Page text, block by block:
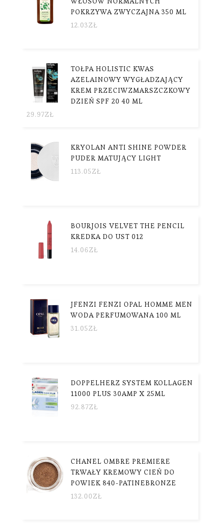
POKRZYWA ZWYCZAJNA 350 ML
12.03ZŁ
TOŁPA HOLISTIC KWAS
AZELAINOWY WYGŁADZAJĄCY
KREM PRZECIWZMARSZCZKOWY
DZIEŃ SPF 20 40 ML
29.97ZŁ
KRYOLAN ANTI SHINE POWDER
PUDER MATUJĄCY LIGHT
113.05ZŁ
BOURJOIS VELVET THE PENCIL
KREDKA DO UST 012
14.06ZŁ
JFENZI FENZI OPAL HOMME MEN
WODA PERFUMOWANA 100 ML
31.05ZŁ
DOPPELHERZ SYSTEM KOLLAGEN
11000 PLUS 30AMP X 25ML
92.87ZŁ
CHANEL OMBRE PREMIERE
TRWAŁY KREMOWY CIEŃ DO
POWIEK 840-PATINEBRONZE
132.00ZŁ